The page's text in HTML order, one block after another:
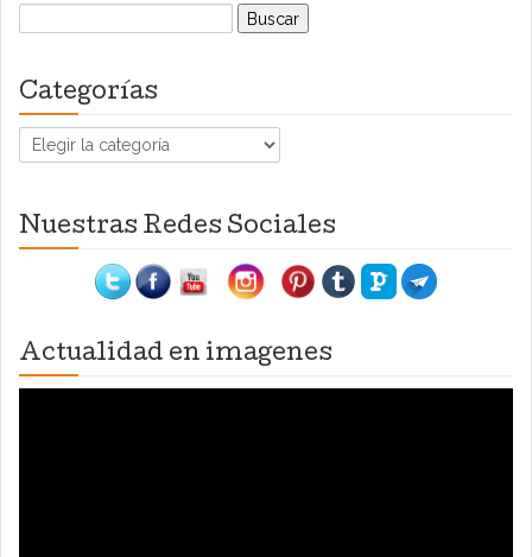
Buscar:
Categorías
Categorías
Nuestras Redes Sociales
Actualidad en imagenes